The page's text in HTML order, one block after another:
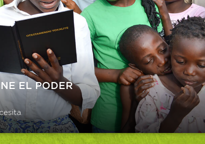
EL PODER